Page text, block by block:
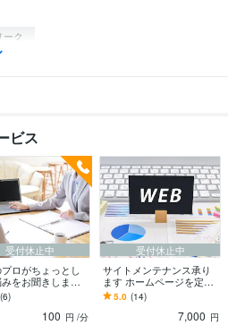
ク
年
年
討 VBA、関数 PPFアジャイル開発
PowerApps powerbi PA PPF
ビス
受付休止中
ロがちょっとし
をお聞きします
なかった」を回
をよりスマート
お手伝い～
(6)
100 円 /分
受付休止中
サイトメンテナンス承り
ます ホームページを定期
的にメンテナンス。SEO
対策にも有効です！
5.0 (14)
7,000 円